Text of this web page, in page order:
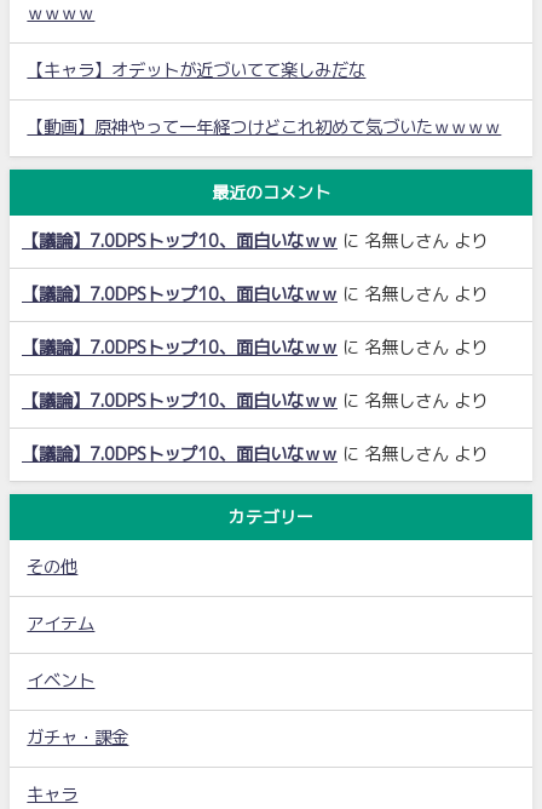
ｗｗｗｗ
【キャラ】オデットが近づいてて楽しみだな
【動画】原神やって一年経つけどこれ初めて気づいたｗｗｗｗ
最近のコメント
【議論】7.0DPSトップ10、面白いなｗｗ に 名無しさん より
【議論】7.0DPSトップ10、面白いなｗｗ に 名無しさん より
【議論】7.0DPSトップ10、面白いなｗｗ に 名無しさん より
【議論】7.0DPSトップ10、面白いなｗｗ に 名無しさん より
【議論】7.0DPSトップ10、面白いなｗｗ に 名無しさん より
カテゴリー
その他
アイテム
イベント
ガチャ・課金
キャラ